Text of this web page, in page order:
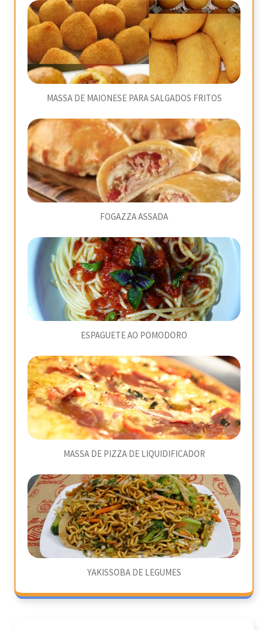
MASSA DE MAIONESE PARA SALGADOS FRITOS
FOGAZZA ASSADA
ESPAGUETE AO POMODORO
MASSA DE PIZZA DE LIQUIDIFICADOR
YAKISSOBA DE LEGUMES